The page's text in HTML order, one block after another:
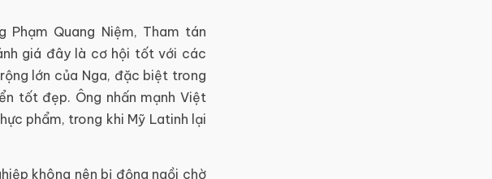
Phạm Quang Niệm, Tham tán
giá đây là cơ hội tốt với các
lớn của Nga, đặc biệt trong
tốt đẹp. Ông nhấn mạnh Việt
phẩm, trong khi Mỹ Latinh lại
không nên bị động ngồi chờ